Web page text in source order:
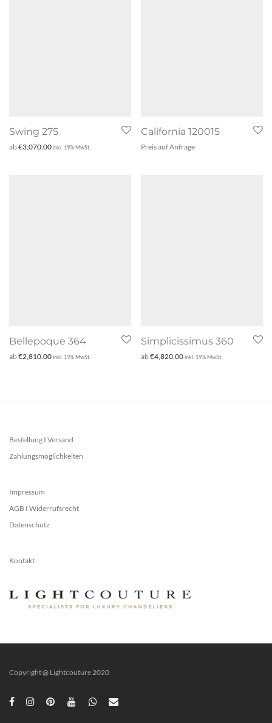
Swing 275
ab€3,070.00inkl. 19% MwSt.
California 120015
Preis auf Anfrage
Bellepoque 364
ab€2,810.00inkl. 19% MwSt.
Simplicissimus 360
ab€4,820.00inkl. 19% MwSt.
Bestellung I Versand
Zahlungsmöglichkeiten
Impressum
AGB I Widerrufsrecht
Datenschutz
Kontakt
Copyright @ Lightcouture 2020